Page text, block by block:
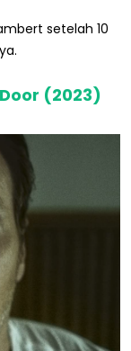
setelah 10
(2023)